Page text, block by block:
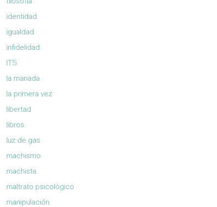
identidad
igualdad
infidelidad
ITS
la manada
la primera vez
libertad
libros
luz de gas
machismo
machista
maltrato psicológico
manipulación